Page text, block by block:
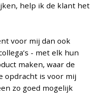
help ik de klant het
voor mij dan ook
- met elk hun
maken, waar de
opdracht is voor mij
zo goed mogelijk